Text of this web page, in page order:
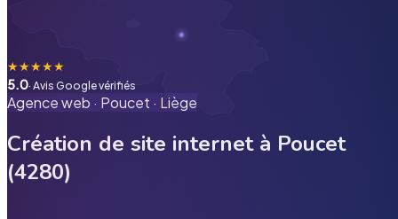
★★★★★
5.0· Avis Google vérifiés
Agence web · Poucet · Liège
Création de site internet à Poucet
(4280)